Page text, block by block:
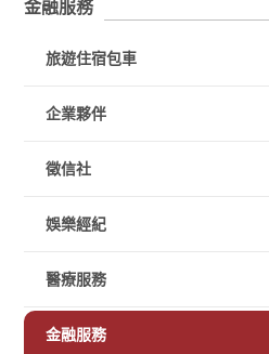
金融服務
旅遊住宿包車
企業夥伴
徵信社
娛樂經紀
醫療服務
金融服務